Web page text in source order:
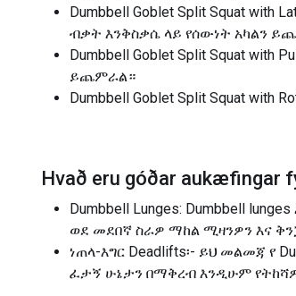
Dumbbell Goblet Split Squat
ብቃት እንቅስቃሴ ላይ የሰውነት አካልን
Dumbbell Goblet Split Squat
ይጨምራል።
Dumbbell Goblet Split Squat with
Hvað eru góðar aukæfingar
Dumbbell Lunges: Dumbbell
ወደ መደበኛ ስራዎ ማከል ሚዛንዎን እና
ነጠላ-እግር Deadlifts፡- ይህ መልመጃ የ
ፈታኝ ሁኔታን በማቅረብ እንዲሁም